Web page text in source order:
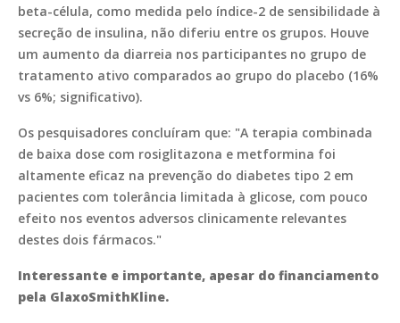
beta-célula, como medida pelo índice-2 de sensibilidade à
secreção de insulina, não diferiu entre os grupos. Houve
um aumento da diarreia nos participantes no grupo de
tratamento ativo comparados ao grupo do placebo (16%
vs 6%; significativo).
Os pesquisadores concluíram que: "A terapia combinada
de baixa dose com rosiglitazona e metformina foi
altamente eficaz na prevenção do diabetes tipo 2 em
pacientes com tolerância limitada à glicose, com pouco
efeito nos eventos adversos clinicamente relevantes
destes dois fármacos."
Interessante e importante, apesar do financiamento
pela GlaxoSmithKline.